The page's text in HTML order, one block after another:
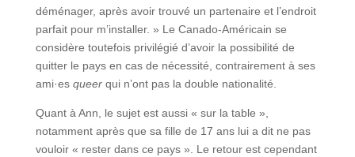
déménager, après avoir trouvé un partenaire et l’endroit
parfait pour m’installer. » Le Canado-Américain se
considère toutefois privilégié d’avoir la possibilité de
quitter le pays en cas de nécessité, contrairement à ses
ami·es queer qui n’ont pas la double nationalité.
Quant à Ann, le sujet est aussi « sur la table »,
notamment après que sa fille de 17 ans lui a dit ne pas
vouloir « rester dans ce pays ». Le retour est cependant